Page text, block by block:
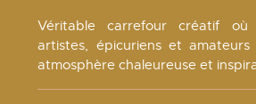
Véritable carrefour créatif où
artistes, épicuriens et
atmosphère chaleureuse et